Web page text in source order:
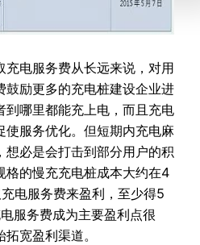
充电服务费从长远来说，对用
鼓励更多的充电桩建设企业进
到哪里都能充上电，而且充电
使服务优化。但短期内充电麻
想必是会打击到部分用户的积
格的慢充充电桩成本大约在4
电服务费来盈利，至少得5
服务费成为主要盈利点很
宽盈利渠道。